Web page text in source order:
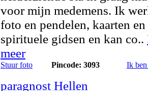
voor mijn medemens. Ik
foto en pendelen, kaarten en
spirituele gidsen en kan co..
meer
Stuur foto Pincode: 3093 Ik
paragnost Hellen